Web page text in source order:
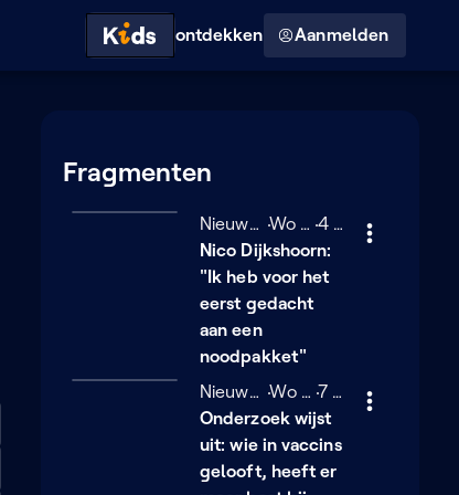
Hoog contrast modus
ontdekken Aanmelden
Fragmenten
Nieuwe Feiten Woensdag 28 januari
Wo 28/01 4 minuten
4 min
Nico Dijkshoorn:
"Ik heb voor het
eerst gedacht
aan een
noodpakket"
Nieuwe Feiten
Woensdag 28 januari
Wo 28/01 7 minuten
7 min
Onderzoek wijst
uit: wie in vaccins
gelooft, heeft er